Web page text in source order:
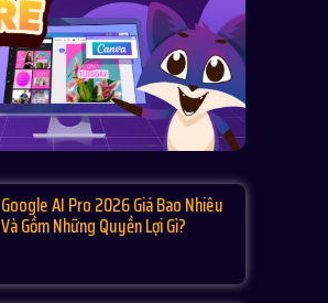
Google AI Pro 2026 Giá Bao Nhiêu
Và Gồm Những Quyền Lợi Gì?